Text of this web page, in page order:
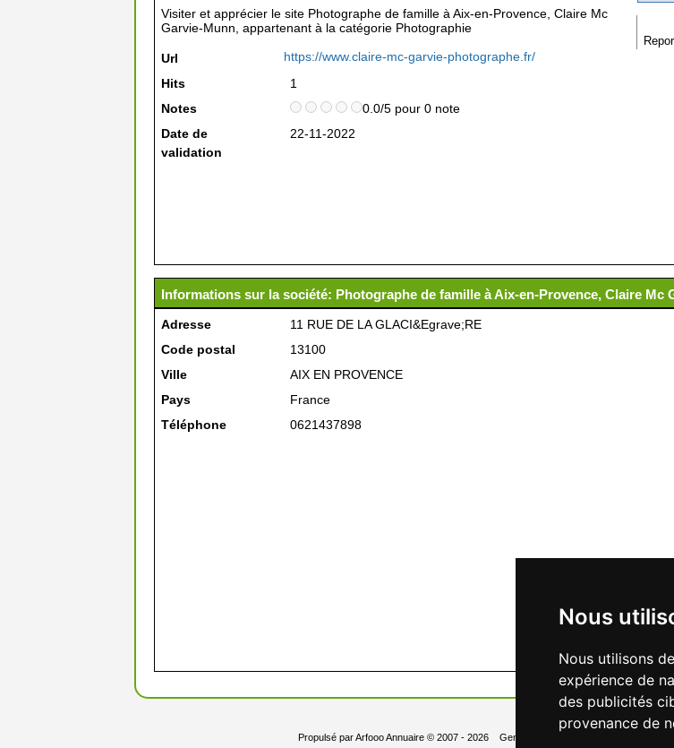
Nous
Nous utilisons
expérience de
des publicités
provenance de
Visiter et apprécier le site Photographe de famille à Aix-en-Provence, Claire Mc
Garvie-Munn, appartenant à la catégorie Photographie
Url
https://www.claire-mc-garvie-photographe.fr/
Hits
1
Notes
0.0/5 pour 0 note
Date de
validation
22-11-2022
Informations sur la société: Photographe de famille à Aix-en-Provence, Claire Mc
Adresse
11 RUE DE LA GLACI&Egrave;RE
Code postal
13100
Ville
AIX EN PROVENCE
Pays
France
Téléphone
0621437898
Propulsé parArfooo Annuaire© 2007 - 2026 Generated in 0.130 Queries: 6